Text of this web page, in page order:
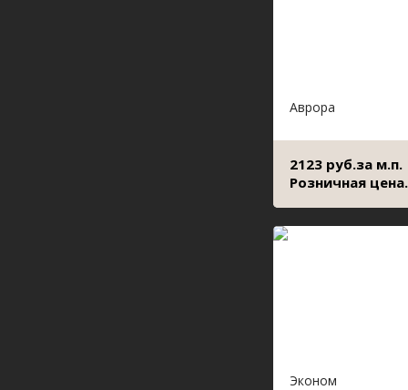
Аврора
2123 руб.за м.п.
Розничная цена.
Эконом